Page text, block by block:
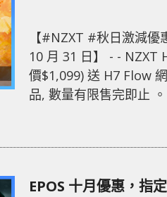
【#NZXT #秋日激減優惠】 【#第三擊】 【即日起至
10 月 31 日】 - - NZXT H7 Base (黑/白) 優惠價$999 (原
價$1,099) 送 H7 Flow
品, 數量有限售完即止
務中心領取。 - 換領前
有限換完即止。 Altech
EPOS 十月優惠，指